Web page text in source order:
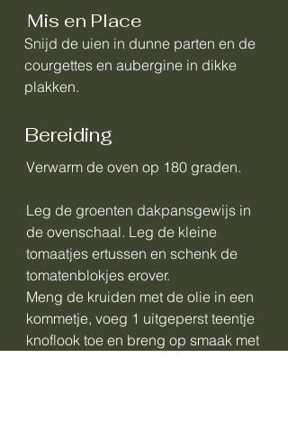
Mis en Place
Snijd de uien in dunne parten en de
courgettes en aubergine in dikke
plakken.
Bereiding
Verwarm de oven op 180 graden.
Leg de groenten dakpansgewijs in
de ovenschaal. Leg de kleine
tomaatjes ertussen en schenk de
tomatenblokjes erover.
Meng de kruiden met de olie in een
kommetje, voeg 1 uitgeperst teentje
knoflook toe en breng op smaak met